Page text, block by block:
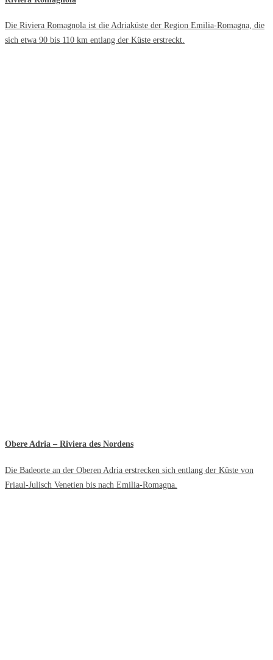
Die Riviera Romagnola ist die Adriaküste der Region Emilia-Romagna, die
sich etwa 90 bis 110 km entlang der Küste erstreckt.
Obere Adria – Riviera des Nordens
Die Badeorte an der Oberen Adria erstrecken sich entlang der Küste von
Friaul-Julisch Venetien bis nach Emilia-Romagna.